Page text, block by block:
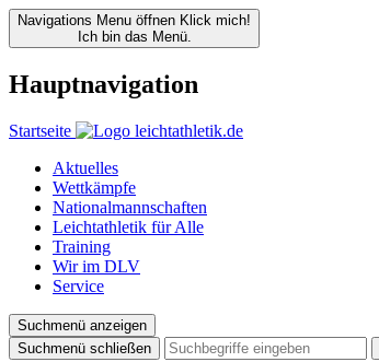
Navigations Menu öffnen Klick mich!
Ich bin das Menü.
Hauptnavigation
Startseite
Aktuelles
Wettkämpfe
Nationalmannschaften
Leichtathletik für Alle
Training
Wir im DLV
Service
Suchmenü anzeigen
Suchmenü schließen